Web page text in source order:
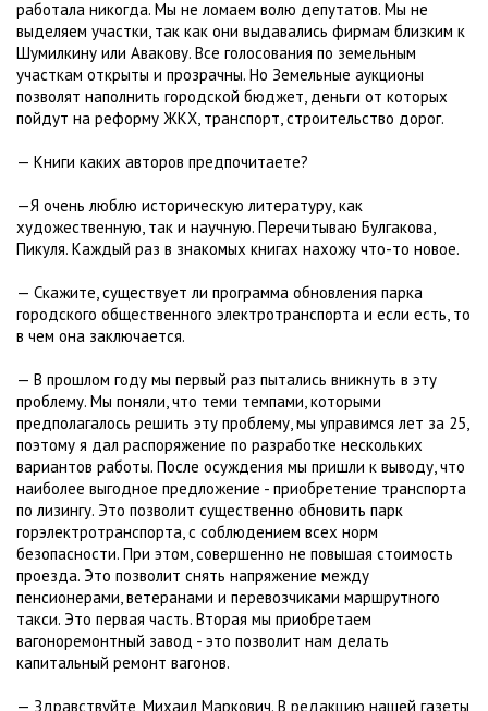
работала никогда. Мы не ломаем волю депутатов. Мы не
выделяем участки, так как они выдавались фирмам близким к
Шумилкину или Авакову. Все голосования по земельным
участкам открыты и прозрачны. Но Земельные аукционы
позволят наполнить городской бюджет, деньги от которых
пойдут на реформу ЖКХ, транспорт, строительство дорог.
— Книги каких авторов предпочитаете?
—Я очень люблю историческую литературу, как
художественную, так и научную. Перечитываю Булгакова,
Пикуля. Каждый раз в знакомых книгах нахожу что-то новое.
— Скажите, существует ли программа обновления парка
городского общественного электротранспорта и если есть, то
в чем она заключается.
— В прошлом году мы первый раз пытались вникнуть в эту
проблему. Мы поняли, что теми темпами, которыми
предполагалось решить эту проблему, мы управимся лет за 25,
поэтому я дал распоряжение по разработке нескольких
вариантов работы. После осуждения мы пришли к выводу, что
наиболее выгодное предложение - приобретение транспорта
по лизингу. Это позволит существенно обновить парк
горэлектротранспорта, с соблюдением всех норм
безопасности. При этом, совершенно не повышая стоимость
проезда. Это позволит снять напряжение между
пенсионерами, ветеранами и перевозчиками маршрутного
такси. Это первая часть. Вторая мы приобретаем
вагоноремонтный завод - это позволит нам делать
капитальный ремонт вагонов.
— Здравствуйте, Михаил Маркович. В редакцию нашей газеты